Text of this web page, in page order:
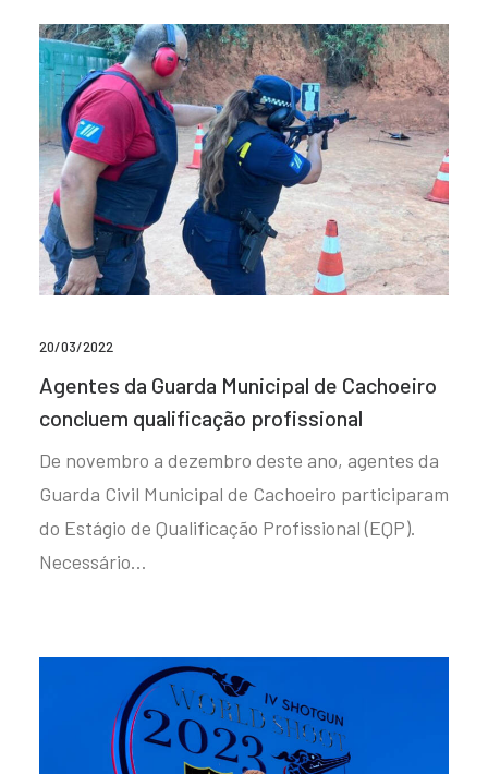
20/03/2022
Agentes da Guarda Municipal de Cachoeiro
concluem qualificação profissional
De novembro a dezembro deste ano, agentes da
Guarda Civil Municipal de Cachoeiro participaram
do Estágio de Qualificação Profissional (EQP).
Necessário…